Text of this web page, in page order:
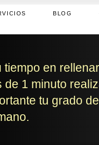
BLOG
en
de 1 minuto
tu grado